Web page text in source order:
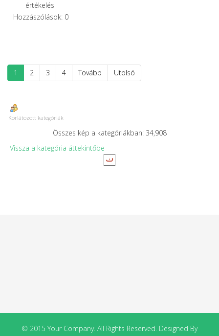
értékelés
Hozzászólások: 0
1 2 3 4 Tovább Utolsó
Korlátozott kategóriák
Összes kép a kategóriákban: 34,908
Vissza a kategória áttekintőbe
© 2015 Your Company. All Rights Reserved. Designed By